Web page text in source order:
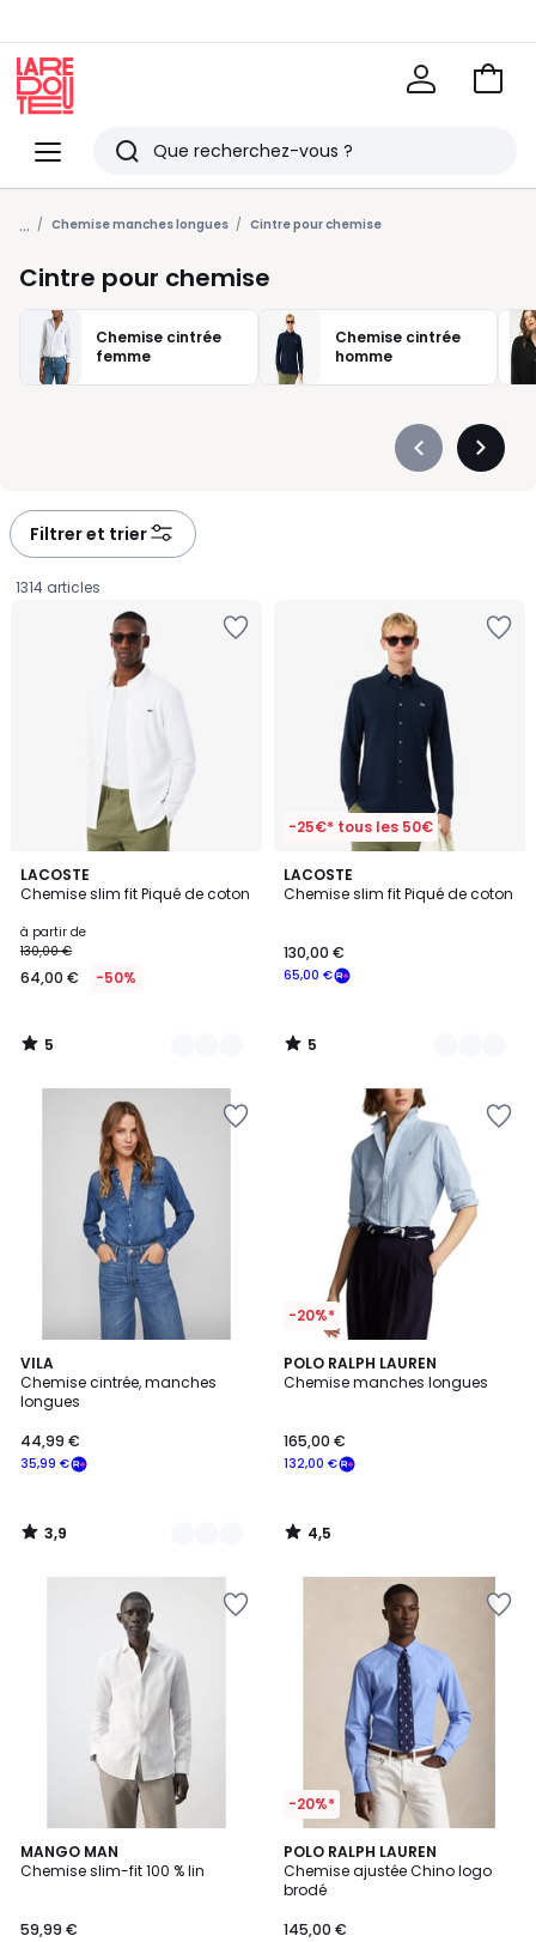
Menu
Redoute
Rechercher
Derniers
articles
vus
Voir
... Chemise manches longues Cintre pour chemise
Cintre pour chemise
Chemise cintrée
femme
Chemise cintrée
homme
Précédent
Filtrer et trier
1314 articles
LACOSTE
Chemise slim fit Piqué de coton
Prix
à
partir
64,00
€
réduction
appliquée.
à partir de
130,00 €
64,00 € -50%
5
/
3
Couleurs
5
/
-25€* tous les 50€
LACOSTE
Chemise slim fit Piqué de coton
65,00 €
130,00 €
5
/
2
Couleurs
5
/
VILA
Chemise cintrée, manches
longues
35,99 €
44,99 €
3,9
/ 5
2
Couleurs
3,9
/
-20%*
POLO RALPH LAUREN
Chemise manches longues
132,00 €
165,00 €
4,5
/ 5
4,5
/
MANGO MAN
Chemise slim-fit 100 % lin
59,99 €
7
Couleurs
-20%*
POLO RALPH LAUREN
Chemise ajustée Chino logo
brodé
145,00 €
4
/
5
2
Couleurs